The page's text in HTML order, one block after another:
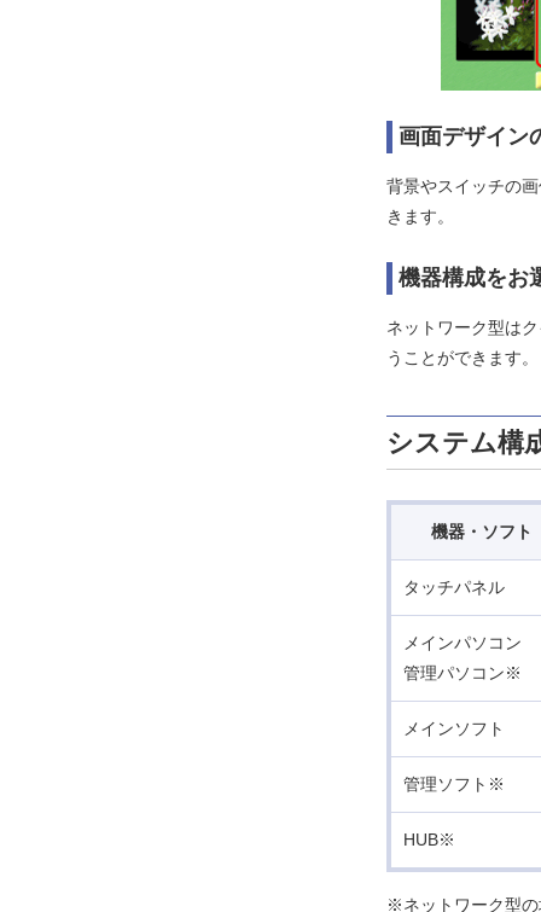
画面デザイン
背景やスイッチの
きます。
機器構成をお
ネットワーク型は
うことができます
システム構
機器・ソフト
タッチパネル
メインパソコン
管理パソコン※
メインソフト
管理ソフト※
HUB※
※ネットワーク型